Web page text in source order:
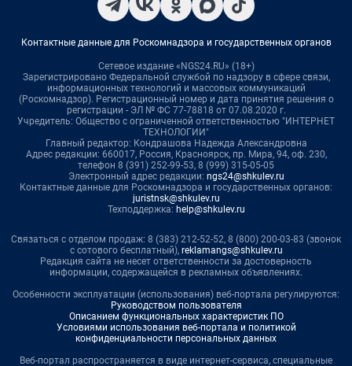
Контактные данные для Роскомнадзора и государственных органов
Сетевое издание «NGS24.RU» (18+)
Зарегистрировано Федеральной службой по надзору в сфере связи,
информационных технологий и массовых коммуникаций
(Роскомнадзор). Регистрационный номер и дата принятия решения о
регистрации - ЭЛ № ФС 77-78818 от 07.08.2020 г.
Учредитель: Общество с ограниченной ответственностью "ИНТЕРНЕТ
ТЕХНОЛОГИИ"
Главный редактор: Кондрашова Надежда Александровна
Адрес редакции: 660017, Россия, Красноярск, пр. Мира, 94, оф. 230,
телефон 8 (391) 252-99-53, 8 (999) 315-05-05
Электронный адрес редакции: ngs24@shkulev.ru
Контактные данные для Роскомнадзора и государственных органов:
juristnsk@shkulev.ru
Техподдержка: help@shkulev.ru
Связаться с отделом продаж: 8 (383) 212-52-52, 8 (800) 200-03-83 (звонок
с сотового бесплатный), reklamangs@shkulev.ru
Редакция сайта не несет ответственности за достоверность
информации, содержащейся в рекламных объявлениях.
Особенности эксплуатации (использования) веб-портала регулируются:
Руководством пользователя
Описанием функциональных характеристик ПО
Условиями использования веб-портала и политикой
конфиденциальности персональных данных
Веб-портал распространяется в виде интернет-сервиса, специальные